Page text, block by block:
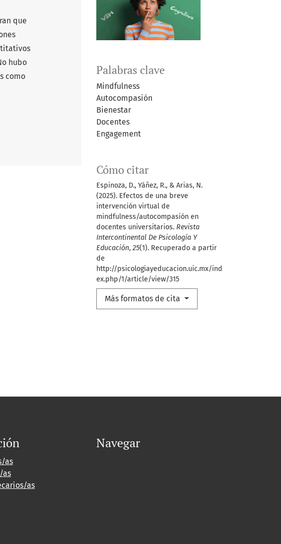
Palabras clave
Mindfulness
Autocompasión
Bienestar
Docentes
Engagement
Cómo citar
Espinoza, D., Yáñez, R., & Arias, N.
(2025). Efectos de una breve
intervención virtual de
mindfulness/autocompasión en
docentes universitarios. Revista
Intercontinental De Psicología Y
Educación, 25(1). Recuperado a partir
de
http://psicologiayeducacion.uic.mx/ind
ex.php/1/article/view/315
Más formatos de cita
que
hubo
como
as
as
as
Navegar